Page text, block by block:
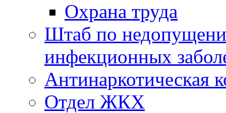
Охрана труда
Штаб по
инфекционных
Антинаркотическая
Отдел ЖКХ